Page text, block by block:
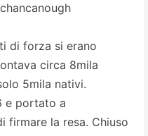
di forza si erano
circa 8mila
5mila nativi.
e portato a
firmare la resa. Chiuso